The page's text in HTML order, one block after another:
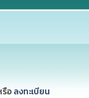
รือลงทะเบียน